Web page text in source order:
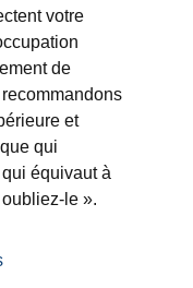
votre
de
et
qui
équivaut à
le ».